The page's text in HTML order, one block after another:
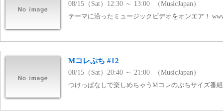
08/15（Sat）12:30 ～ 13:00 （MusicJapan）
テーマに沿ったミュージックビデオをオンエア！
Mコレぷち #12
08/15（Sat）20:40 ～ 21:00 （MusicJapan）
つけっぱなしで楽しめちゃうMコレのぷちサイズ番